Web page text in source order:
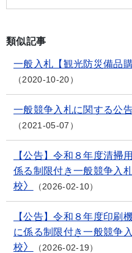
類似記事
一般入札【観光防災備品
2020-10-20
一般競争入札に関する公
2021-05-07
【公告】令和８年度清掃
係る制限付き一般競争入
校〉
2026-02-10
【公告】令和８年度印刷
に係る制限付き一般競争
校〉
2026-02-19